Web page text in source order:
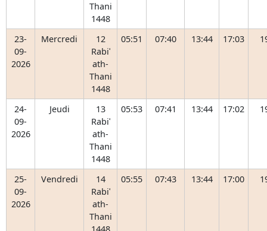
Thani
1448
23-
09-
2026
Mercredi
12
Rabiʿ
ath-
Thani
1448
05:51 07:40 13:44 17:03
24-
09-
2026
Jeudi
13
Rabiʿ
ath-
Thani
1448
05:53 07:41 13:44 17:02
25-
09-
2026
Vendredi
14
Rabiʿ
ath-
Thani
05:55 07:43 13:44 17:00